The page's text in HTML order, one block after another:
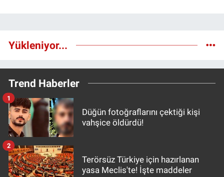
Yükleniyor...
Trend Haberler
Düğün fotoğraflarını çektiği kişi
vahşice öldürdü!
1
Terörsüz Türkiye için hazırlanan
yasa Meclis'te! İşte maddeler
2